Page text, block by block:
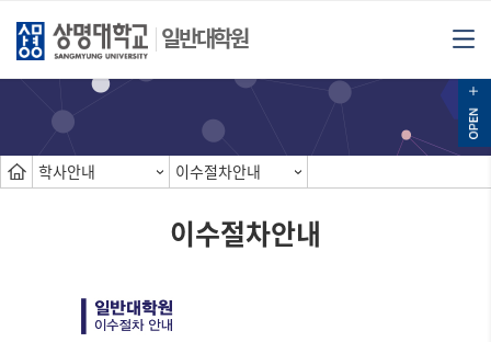
일반대학원
학사안내 이수절차안내
이수절차안내